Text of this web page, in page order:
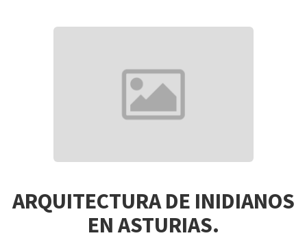
ARQUITECTURA DE INIDIANOS
EN ASTURIAS.